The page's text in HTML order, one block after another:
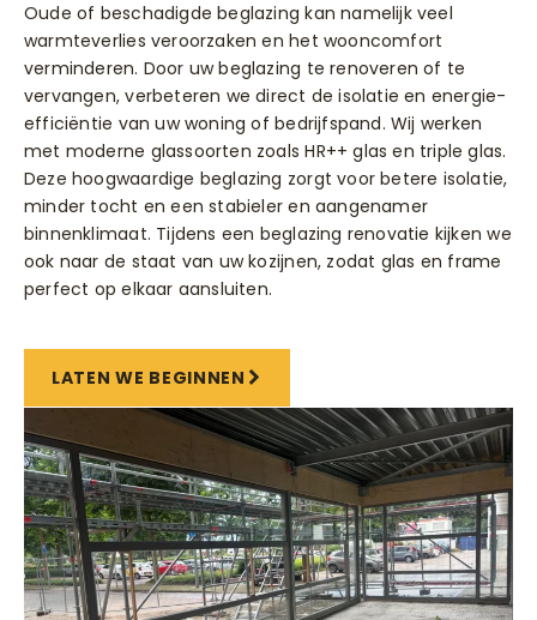
Oude of beschadigde beglazing kan namelijk veel
warmteverlies veroorzaken en het wooncomfort
verminderen. Door uw beglazing te renoveren of te
vervangen, verbeteren we direct de isolatie en energie-
efficiëntie van uw woning of bedrijfspand. Wij werken
met moderne glassoorten zoals HR++ glas en triple glas.
Deze hoogwaardige beglazing zorgt voor betere isolatie,
minder tocht en een stabieler en aangenamer
binnenklimaat. Tijdens een beglazing renovatie kijken we
ook naar de staat van uw kozijnen, zodat glas en frame
perfect op elkaar aansluiten.
LATEN WE BEGINNEN